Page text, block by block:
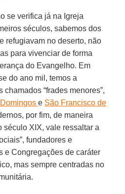
se verifica já na Igreja
séculos, sabemos dos
refugiavam no deserto, não
para vivenciar de forma
do Evangelho. Em
do ano mil, temos a
“frades menores”,
e São Francisco de
por fim, de maneira
século XIX, vale ressaltar a
fundadores e
e Congregações de caráter
mas sempre centradas no